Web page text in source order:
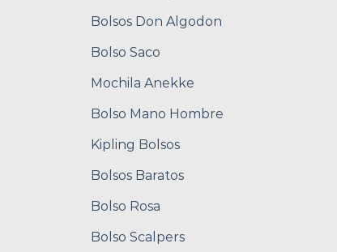
Bolsos Don Algodon
Bolso Saco
Mochila Anekke
Bolso Mano Hombre
Kipling Bolsos
Bolsos Baratos
Bolso Rosa
Bolso Scalpers